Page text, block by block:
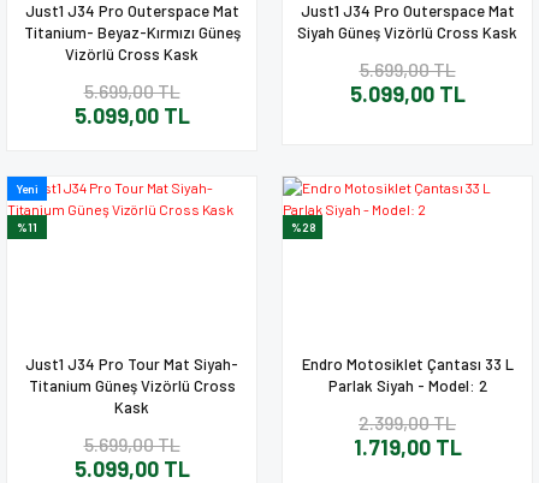
Just1 J34 Pro Outerspace Mat
Titanium- Beyaz-Kırmızı Güneş
Vizörlü Cross Kask
5.699,00 TL
5.099,00 TL
Just1 J34 Pro Outerspace Mat
Siyah Güneş Vizörlü Cross Kask
5.699,00 TL
5.099,00 TL
%11
Yeni
Just1 J34 Pro Tour Mat Siyah-
Titanium Güneş Vizörlü Cross
Kask
5.699,00 TL
5.099,00 TL
%28
Endro Motosiklet Çantası 33 L
Parlak Siyah - Model: 2
2.399,00 TL
1.719,00 TL